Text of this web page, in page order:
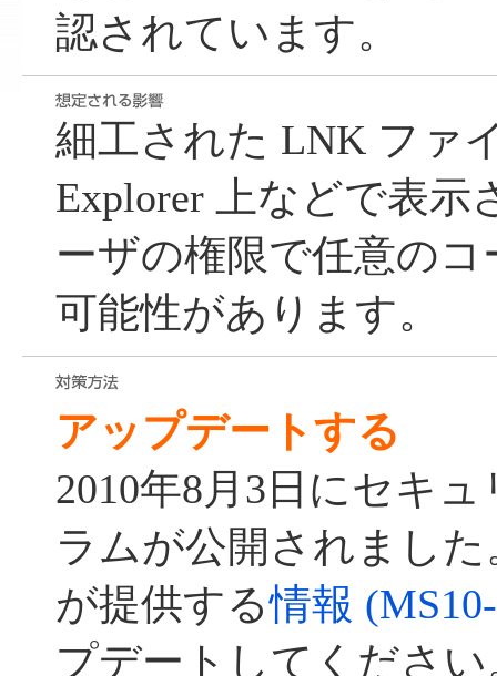
認されています。
細工された LNK ファ
Explorer 上などで表示
ーザの権限で任意の
可能性があります。
アップデートする
2010年8月3日にセキ
ラムが公開されまし
が提供する情報
プデートしてください